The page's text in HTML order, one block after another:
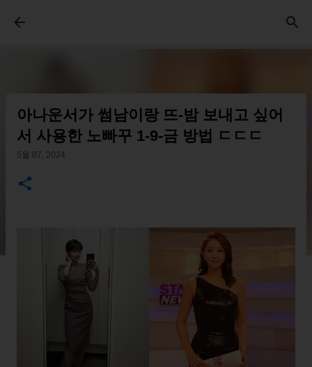
아나운서가 썸남이랑 뜨-밤 보내고 싶어
서 사용한 노빠꾸 1-9-금 방법 ㄷㄷㄷ
5월 07, 2024